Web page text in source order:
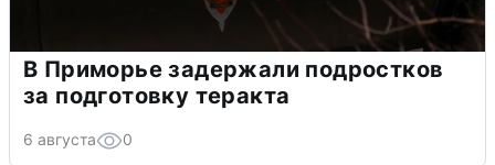
В Приморье задержали подростков
за подготовку теракта
6 августа 0